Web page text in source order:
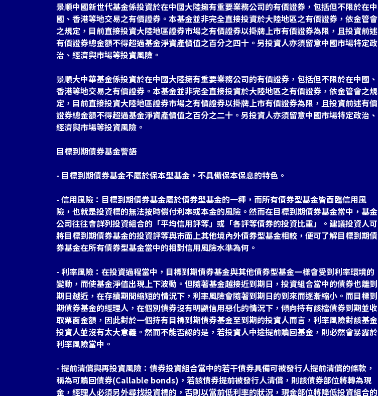
景順中國新世代基金係投資於在中國大陸擁有重要業務公司的有價證券，包括但不限於在中
國、香港等地交易之有價證券。本基金並非完全直接投資於大陸地區之有價證券，依金管會
之規定，目前直接投資大陸地區證券市場之有價證券以掛牌上市有價證券為限，且投資前述
有價證券總金額不得超過基金淨資產價值之百分之四十。另投資人亦須留意中國市場特定政
治、經濟與市場等投資風險。
景順大中華基金係投資於在中國大陸擁有重要業務公司的有價證券，包括但不限於在中國、
香港等地交易之有價證券。本基金並非完全直接投資於大陸地區之有價證券，依金管會之規
定，目前直接投資大陸地區證券市場之有價證券以掛牌上市有價證券為限，且投資前述有價
證券總金額不得超過基金淨資產價值之百分之二十。另投資人亦須留意中國市場特定政治、
經濟與市場等投資風險。
目標到期債券基金警語
- 目標到期債券基金不屬於保本型基金，不具備保本保息的特色。
- 信用風險：目標到期債券基金屬於債券型基金的一種，而所有債券型基金皆面臨信用風
險，也就是投資標的無法按時償付利率或本金的風險。然而在目標到期債券基金當中，基金
公司往往會詳列投資組合的「平均信用評等」或「各評等債券的投資比重」。建議投資人可
將目標到期債券基金的投資評等與市面上其他境內外債券型基金相較，便可了解目標到期債
券基金在所有債券型基金當中的相對信用風險水準為何。
- 利率風險：在投資過程當中，目標到期債券基金與其他債券型基金一樣會受到利率環境的
變動，而使基金淨值出現上下波動。但隨著基金越接近到期日，投資組合當中的債券也離到
期日越近，在存續期間縮短的情況下，利率風險會隨著到期日的到來而逐漸縮小。而目標到
期債券基金的經理人，在個別債券沒有明顯信用惡化的情況下，傾向持有該檔債券到期並收
取票面金額，因此對於一個持有目標到期債券基金至到期的投資人而言，利率風險對該基金
投資人並沒有太大意義。然而不能否認的是，若投資人中途提前贖回基金，則必然會暴露於
利率風險當中。
- 提前清償與再投資風險：債券投資組合當中的若干債券具備可被發行人提前清償的條款，
稱為可贖回債券(Callable bonds)，若該債券提前被發行人清償，則該債券部位將轉為現
金，經理人必須另外尋找投資標的，否則以當前低利率的狀況，現金部位將降低投資組合的